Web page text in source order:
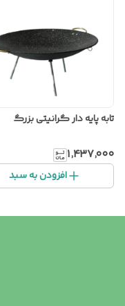
تابه پایه دار گرانیتی بزرگ
۱٬۴۳۷٬۰۰۰
افزودن به سبد